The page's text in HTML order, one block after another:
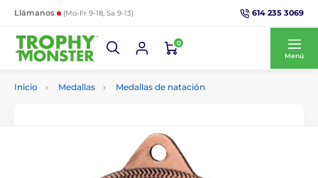
Llámanos (Mo-Fr 9-18, Sa 9-13) 614 235 3069
0
Menú
Inicio Medallas Medallas de natación